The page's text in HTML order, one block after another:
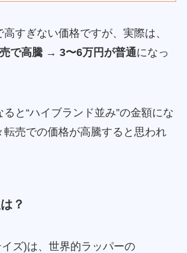
すぎない価格ですが、実際は、
で高騰 → 3〜6万円が普通になっ
と“ハイブランド並み”の金額にな
転売での価格が高騰すると思われ
？
ズ)は、世界的ラッパーの